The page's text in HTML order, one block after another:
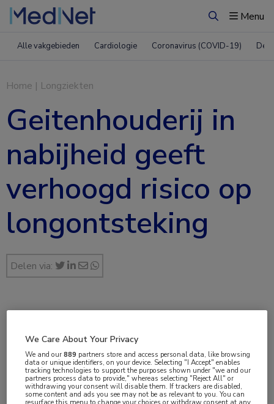
ZoekenMenu
Alle vakgebieden Cardiologie Coronavirus (COVID-19)
Home | Longziekten
Geitenhouderij in
nabijheid geeft
verhoogd risico op
longontsteking
Delen via:
Vakgebieden:
Longziekten
We Care About Your Privacy
We and our889 partners store and access personal data, like browsing
data or unique identifiers, on your device. Selecting "I Accept" enables
tracking technologies to support the purposes shown under "we and our
partners process data to provide," whereas selecting "Reject All" or
withdrawing your consent will disable them. If trackers are disabled,
some content and ads you see may not be as relevant to you. You can